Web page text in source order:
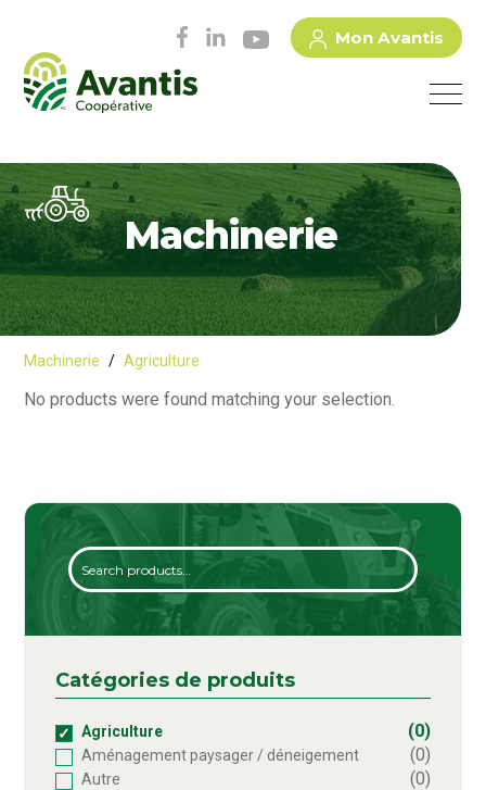
Mon Avantis
Machinerie
Machinerie / Agriculture
No products were found matching your selection.
Search
Catégories de produits
Agriculture (0)
Aménagement paysager / déneigement (0)
Autre (0)